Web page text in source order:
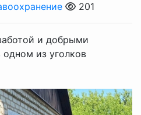
201
и добрыми
из уголков